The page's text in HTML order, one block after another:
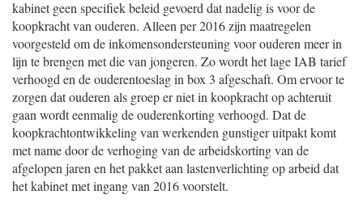
kabinet geen specifiek beleid gevoerd dat nadelig is voor de
koopkracht van ouderen. Alleen per 2016 zijn maatregelen
voorgesteld om de inkomensondersteuning voor ouderen meer in
lijn te brengen met die van jongeren. Zo wordt het lage IAB tarief
verhoogd en de ouderentoeslag in box 3 afgeschaft. Om ervoor te
zorgen dat ouderen als groep er niet in koopkracht op achteruit
gaan wordt eenmalig de ouderenkorting verhoogd. Dat de
koopkrachtontwikkeling van werkenden gunstiger uitpakt komt
met name door de verhoging van de arbeidskorting van de
afgelopen jaren en het pakket aan lastenverlichting op arbeid dat
het kabinet met ingang van 2016 voorstelt.